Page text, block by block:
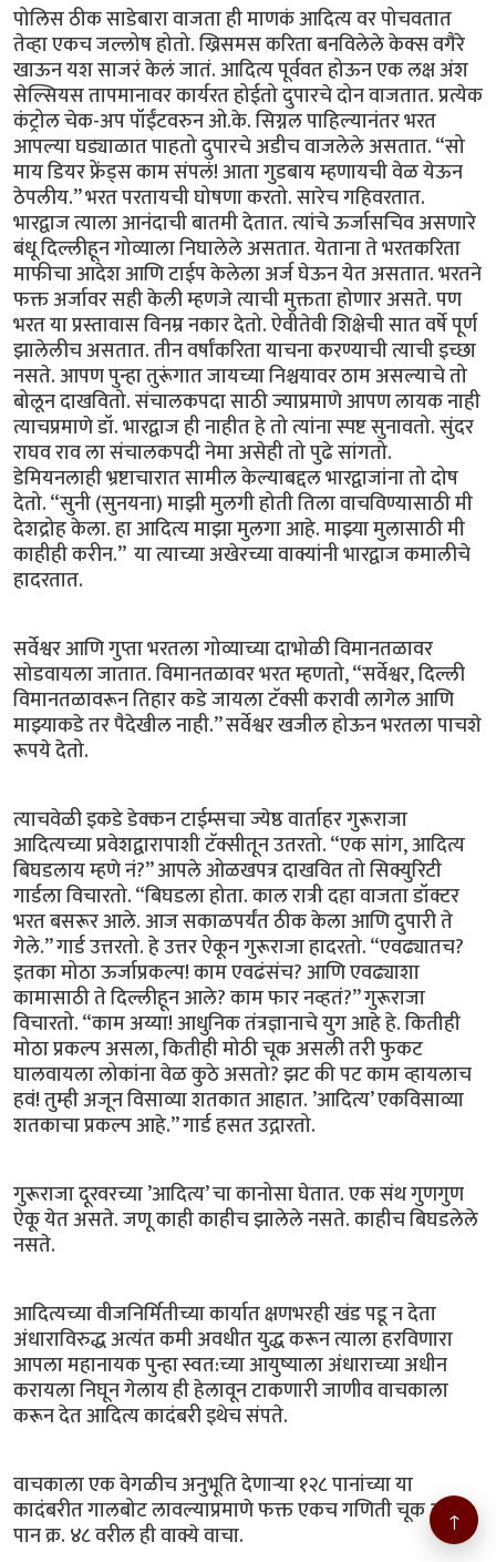
पोलिस ठीक साडेबारा वाजता ही माणकं आदित्य वर पोचवतात
तेव्हा एकच जल्लोष होतो. ख्रिसमस करिता बनविलेले केक्स वगैरे
खाऊन यश साजरं केलं जातं. आदित्य पूर्ववत होऊन एक लक्ष अंश
सेल्सियस तापमानावर कार्यरत होईतो दुपारचे दोन वाजतात. प्रत्येक
कंट्रोल चेक-अप पॉईंटवरुन ओ.के. सिग्नल पाहिल्यानंतर भरत
आपल्या घड्याळात पाहतो दुपारचे अडीच वाजलेले असतात. “सो
माय डियर फ्रेंड्स काम संपलं! आता गुडबाय म्हणायची वेळ येऊन
ठेपलीय.” भरत परतायची घोषणा करतो. सारेच गहिवरतात.
भारद्वाज त्याला आनंदाची बातमी देतात. त्यांचे ऊर्जासचिव असणारे
बंधू दिल्लीहून गोव्याला निघालेले असतात. येताना ते भरतकरिता
माफीचा आदेश आणि टाईप केलेला अर्ज घेऊन येत असतात. भरतने
फक्त अर्जावर सही केली म्हणजे त्याची मुक्तता होणार असते. पण
भरत या प्रस्तावास विनम्र नकार देतो. ऐवीतेवी शिक्षेची सात वर्षे पूर्ण
झालेलीच असतात. तीन वर्षांकरिता याचना करण्याची त्याची इच्छा
नसते. आपण पुन्हा तुरूंगात जायच्या निश्चयावर ठाम असल्याचे तो
बोलून दाखवितो. संचालकपदा साठी ज्याप्रमाणे आपण लायक नाही
त्याचप्रमाणे डॉ. भारद्वाज ही नाहीत हे तो त्यांना स्पष्ट सुनावतो. सुंदर
राघव राव ला संचालकपदी नेमा असेही तो पुढे सांगतो.
डेमियनलाही भ्रष्टाचारात सामील केल्याबद्दल भारद्वाजांना तो दोष
देतो. “सुनी (सुनयना) माझी मुलगी होती तिला वाचविण्यासाठी मी
देशद्रोह केला. हा आदित्य माझा मुलगा आहे. माझ्या मुलासाठी मी
काहीही करीन.” या त्याच्या अखेरच्या वाक्यांनी भारद्वाज कमालीचे
हादरतात.
सर्वेश्वर आणि गुप्ता भरतला गोव्याच्या दाभोळी विमानतळावर
सोडवायला जातात. विमानतळावर भरत म्हणतो, “सर्वेश्वर, दिल्ली
विमानतळावरून तिहार कडे जायला टॅक्सी करावी लागेल आणि
माझ्याकडे तर पैदेखील नाही.” सर्वेश्वर खजील होऊन भरतला पाचशे
रूपये देतो.
त्याचवेळी इकडे डेक्कन टाईम्सचा ज्येष्ठ वार्ताहर गुरूराजा
आदित्यच्या प्रवेशद्वारापाशी टॅक्सीतून उतरतो. “एक सांग, आदित्य
बिघडलाय म्हणे नं?” आपले ओळखपत्र दाखवित तो सिक्युरिटी
गार्डला विचारतो. “बिघडला होता. काल रात्री दहा वाजता डॉक्टर
भरत बसरूर आले. आज सकाळपर्यंत ठीक केला आणि दुपारी ते
गेले.” गार्ड उत्तरतो. हे उत्तर ऐकून गुरूराजा हादरतो. “एवढ्यातच?
इतका मोठा ऊर्जाप्रकल्प! काम एवढंसंच? आणि एवढ्याशा
कामासाठी ते दिल्लीहून आले? काम फार नव्हतं?” गुरूराजा
विचारतो. “काम अय्या! आधुनिक तंत्रज्ञानाचे युग आहे हे. कितीही
मोठा प्रकल्प असला, कितीही मोठी चूक असली तरी फुकट
घालवायला लोकांना वेळ कुठे असतो? झट की पट काम व्हायलाच
हवं! तुम्ही अजून विसाव्या शतकात आहात. ’आदित्य’ एकविसाव्या
शतकाचा प्रकल्प आहे.” गार्ड हसत उद्गारतो.
गुरूराजा दूरवरच्या ’आदित्य’ चा कानोसा घेतात. एक संथ गुणगुण
ऐकू येत असते. जणू काही काहीच झालेले नसते. काहीच बिघडलेले
नसते.
आदित्यच्या वीजनिर्मितीच्या कार्यात क्षणभरही खंड पडू न देता
अंधाराविरुद्ध अत्यंत कमी अवधीत युद्ध करून त्याला हरविणारा
आपला महानायक पुन्हा स्वत:च्या आयुष्याला अंधाराच्या अधीन
करायला निघून गेलाय ही हेलावून टाकणारी जाणीव वाचकाला
करून देत आदित्य कादंबरी इथेच संपते.
वाचकाला एक वेगळीच अनुभूति देणार्‍या १२८ पानांच्या या
कादंबरीत गालबोट लावल्याप्रमाणे फक्त एकच गणिती चूक आहे.
पान क्र. ४८ वरील ही वाक्ये वाचा. ↑